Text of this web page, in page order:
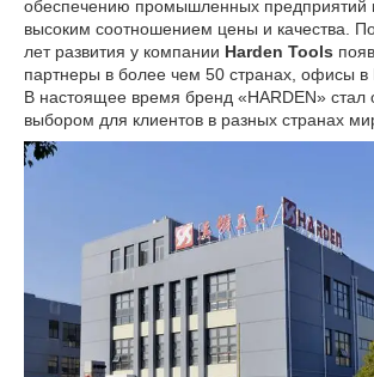
обеспечению промышленных предприятий
высоким соотношением цены и качества.
лет развития у компании Harden Tools
партнеры в более чем 50 странах, офисы в
В настоящее время бренд «HARDEN» стал
выбором для клиентов в разных странах